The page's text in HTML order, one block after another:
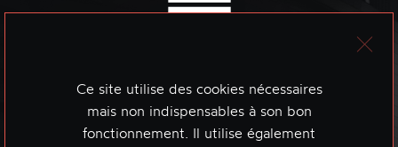
Ce site utilise des cookies nécessaires
mais non indispensables à son bon
fonctionnement. Il utilise également